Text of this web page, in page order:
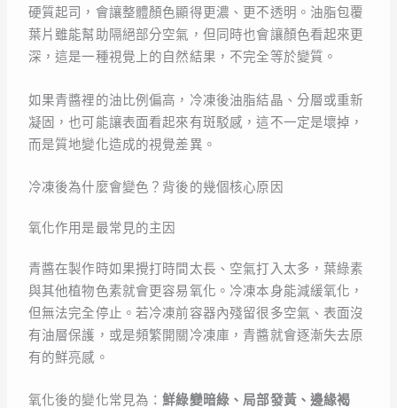
硬質起司，會讓整體顏色顯得更濃、更不透明。油脂包覆
葉片雖能幫助隔絕部分空氣，但同時也會讓顏色看起來更
深，這是一種視覺上的自然結果，不完全等於變質。
如果青醬裡的油比例偏高，冷凍後油脂結晶、分層或重新
凝固，也可能讓表面看起來有斑駁感，這不一定是壞掉，
而是質地變化造成的視覺差異。
冷凍後為什麼會變色？背後的幾個核心原因
氧化作用是最常見的主因
青醬在製作時如果攪打時間太長、空氣打入太多，葉綠素
與其他植物色素就會更容易氧化。冷凍本身能減緩氧化，
但無法完全停止。若冷凍前容器內殘留很多空氣、表面沒
有油層保護，或是頻繁開關冷凍庫，青醬就會逐漸失去原
有的鮮亮感。
氧化後的變化常見為：鮮綠變暗綠、局部發黃、邊緣褐